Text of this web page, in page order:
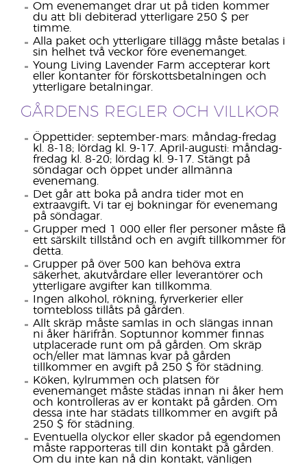
Om evenemanget drar ut på tiden kommer
du att bli debiterad ytterligare 250 $ per
timme.
Alla paket och ytterligare tillägg måste betalas i
sin helhet två veckor före evenemanget.
Young Living Lavender Farm accepterar kort
eller kontanter för förskottsbetalningen och
ytterligare betalningar.
GÅRDENS REGLER OCH VILLKOR
Öppettider: september-mars: måndag-fredag
kl. 8-18; lördag kl. 9-17. April-augusti: måndag-
fredag kl. 8-20; lördag kl. 9-17. Stängt på
söndagar och öppet under allmänna
evenemang.
Det går att boka på andra tider mot en
extraavgift. Vi tar ej bokningar för evenemang
på söndagar.
Grupper med 1 000 eller fler personer måste få
ett särskilt tillstånd och en avgift tillkommer för
detta.
Grupper på över 500 kan behöva extra
säkerhet, akutvårdare eller leverantörer och
ytterligare avgifter kan tillkomma.
Ingen alkohol, rökning, fyrverkerier eller
tomtebloss tillåts på gården.
Allt skräp måste samlas in och slängas innan
ni åker härifrån. Soptunnor kommer finnas
utplacerade runt om på gården. Om skräp
och/eller mat lämnas kvar på gården
tillkommer en avgift på 250 $ för städning.
Köken, kylrummen och platsen för
evenemanget måste städas innan ni åker hem
och kontrolleras av er kontakt på gården. Om
dessa inte har städats tillkommer en avgift på
250 $ för städning.
Eventuella olyckor eller skador på egendomen
måste rapporteras till din kontakt på gården.
Om du inte kan nå din kontakt, vänligen